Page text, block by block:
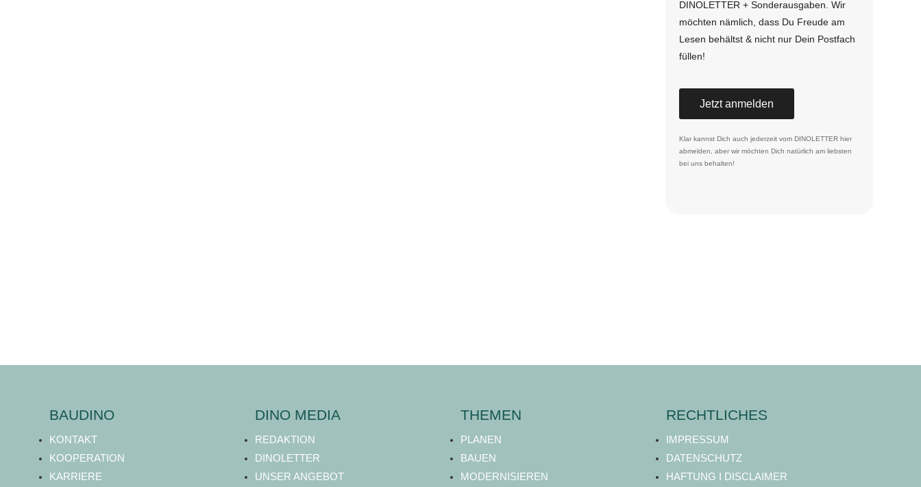
DINOLETTER + Sonderausgaben. Wir
möchten nämlich, dass Du Freude am
Lesen behältst & nicht nur Dein Postfach
füllen!
Jetzt anmelden
Klar kannst Dich auch jederzeit vom DINOLETTER hier
abmelden, aber wir möchten Dich natürlich am liebsten
bei uns behalten!
BAUDINO
KONTAKT
KOOPERATION
KARRIERE
DINO MEDIA
REDAKTION
DINOLETTER
UNSER ANGEBOT
THEMEN
PLANEN
BAUEN
MODERNISIEREN
RECHTLICHES
IMPRESSUM
DATENSCHUTZ
HAFTUNG I DISCLAIMER